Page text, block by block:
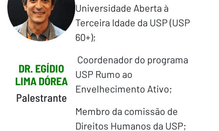
DR. EGÍDIO
LIMA DÓREA
Palestrante
Universidade Aberta à
Terceira Idade da USP (USP
60+);
Coordenador do programa
USP Rumo ao
Envelhecimento Ativo;
Membro da comissão de
Direitos Humanos da USP;